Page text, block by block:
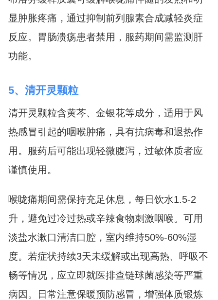
显肿胀疼痛，通过抑制前列腺素合成减轻炎症
反应。胃肠溃疡患者禁用，服药期间需监测肝
功能。
5、清开灵颗粒
清开灵颗粒含黄芩、金银花等成分，适用于风
热感冒引起的咽喉肿痛，具有抗病毒和退热作
用。服药后可能出现轻微腹泻，过敏体质者应
谨慎使用。
喉咙痛期间需保持充足休息，每日饮水1.5-2
升，避免过冷过热或辛辣食物刺激咽喉。可用
淡盐水漱口清洁口腔，室内维持50%-60%湿
度。若症状持续3天未缓解或出现高热、呼吸不
畅等情况，应立即就医排查链球菌感染等严重
病因。日常注意保暖预防感冒，增强体质锻炼